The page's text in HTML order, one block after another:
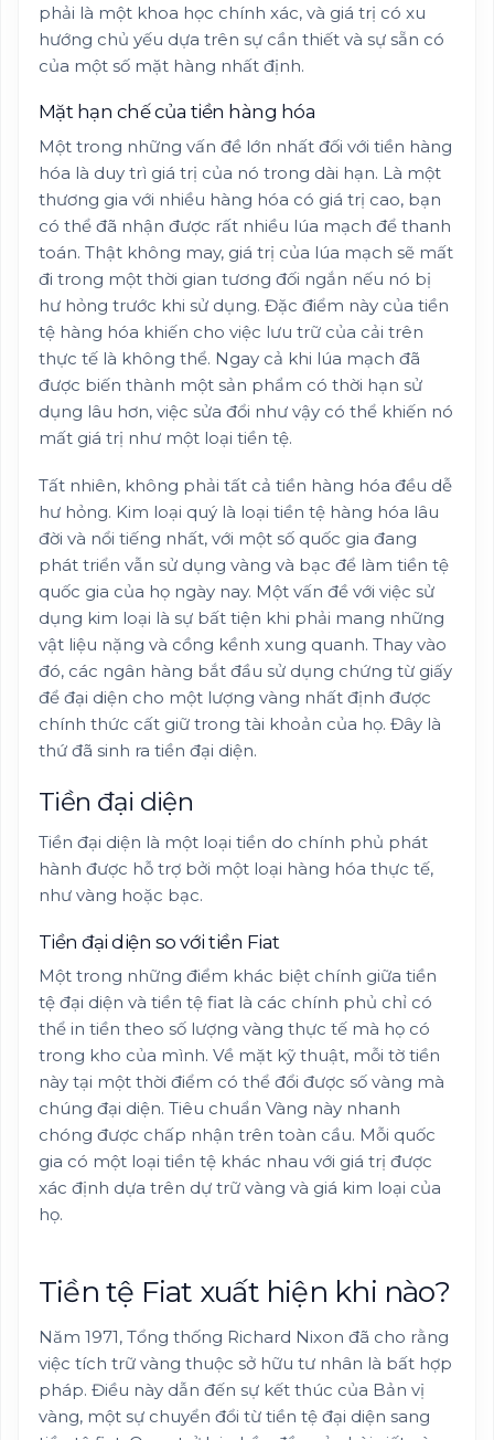
phải là một khoa học chính xác, và giá trị có xu
hướng chủ yếu dựa trên sự cần thiết và sự sẵn có
của một số mặt hàng nhất định.
Mặt hạn chế của tiền hàng hóa
Một trong những vấn đề lớn nhất đối với tiền hàng
hóa là duy trì giá trị của nó trong dài hạn. Là một
thương gia với nhiều hàng hóa có giá trị cao, bạn
có thể đã nhận được rất nhiều lúa mạch để thanh
toán. Thật không may, giá trị của lúa mạch sẽ mất
đi trong một thời gian tương đối ngắn nếu nó bị
hư hỏng trước khi sử dụng. Đặc điểm này của tiền
tệ hàng hóa khiến cho việc lưu trữ của cải trên
thực tế là không thể. Ngay cả khi lúa mạch đã
được biến thành một sản phẩm có thời hạn sử
dụng lâu hơn, việc sửa đổi như vậy có thể khiến nó
mất giá trị như một loại tiền tệ.
Tất nhiên, không phải tất cả tiền hàng hóa đều dễ
hư hỏng. Kim loại quý là loại tiền tệ hàng hóa lâu
đời và nổi tiếng nhất, với một số quốc gia đang
phát triển vẫn sử dụng vàng và bạc để làm tiền tệ
quốc gia của họ ngày nay. Một vấn đề với việc sử
dụng kim loại là sự bất tiện khi phải mang những
vật liệu nặng và cồng kềnh xung quanh. Thay vào
đó, các ngân hàng bắt đầu sử dụng chứng từ giấy
để đại diện cho một lượng vàng nhất định được
chính thức cất giữ trong tài khoản của họ. Đây là
thứ đã sinh ra tiền đại diện.
Tiền đại diện
Tiền đại diện là một loại tiền do chính phủ phát
hành được hỗ trợ bởi một loại hàng hóa thực tế,
như vàng hoặc bạc.
Tiền đại diện so với tiền Fiat
Một trong những điểm khác biệt chính giữa tiền
tệ đại diện và tiền tệ fiat là các chính phủ chỉ có
thể in tiền theo số lượng vàng thực tế mà họ có
trong kho của mình. Về mặt kỹ thuật, mỗi tờ tiền
này tại một thời điểm có thể đổi được số vàng mà
chúng đại diện. Tiêu chuẩn Vàng này nhanh
chóng được chấp nhận trên toàn cầu. Mỗi quốc
gia có một loại tiền tệ khác nhau với giá trị được
xác định dựa trên dự trữ vàng và giá kim loại của
họ.
Tiền tệ Fiat xuất hiện khi nào?
Năm 1971, Tổng thống Richard Nixon đã cho rằng
việc tích trữ vàng thuộc sở hữu tư nhân là bất hợp
pháp. Điều này dẫn đến sự kết thúc của Bản vị
vàng, một sự chuyển đổi từ tiền tệ đại diện sang